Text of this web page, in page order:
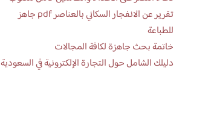
تقرير عن الانفجار السكاني بالعناصر pdf جاهز
للطباعة
خاتمة بحث جاهزة لكافة المجالات
دليلك الشامل حول التجارة الإلكترونية في السعودية